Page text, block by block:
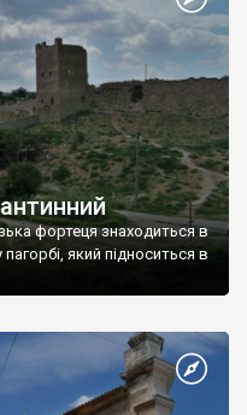
фортеця знаходиться в
який підноситься в